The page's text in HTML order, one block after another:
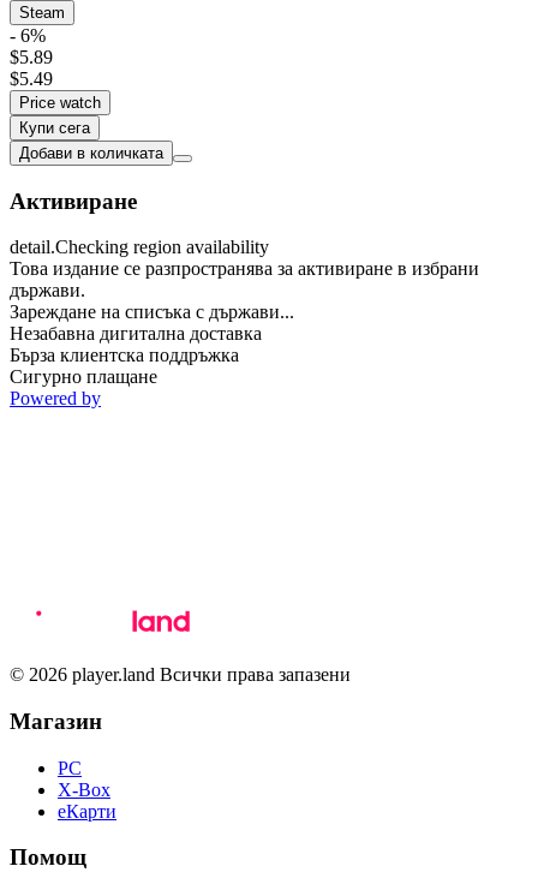
Steam
- 6%
$5.89
$5.49
Price watch
Купи сега
Добави в количката
Активиране
detail.Checking region availability
Това издание се разпространява за активиране в избрани
държави.
Зареждане на списъка с държави...
Незабавна дигитална доставка
Бърза клиентска поддръжка
Сигурно плащане
Powered by
© 2026 player.land Всички права запазени
Магазин
PC
X-Box
eКарти
Помощ